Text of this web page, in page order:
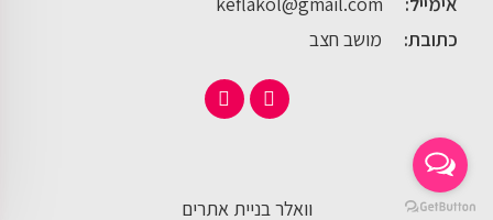
כתובת: מושב חצב
וואלר בניית אתרים